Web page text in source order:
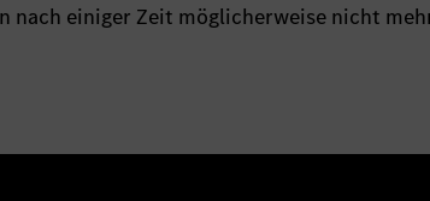
nach einiger Zeit möglicherweise nicht